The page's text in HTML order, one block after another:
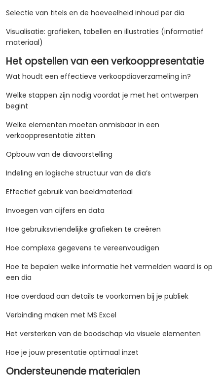
Selectie van titels en de hoeveelheid inhoud per dia
Visualisatie: grafieken, tabellen en illustraties (informatief
materiaal)
Het opstellen van een verkooppresentatie
Wat houdt een effectieve verkoopdiaverzameling in?
Welke stappen zijn nodig voordat je met het ontwerpen
begint
Welke elementen moeten onmisbaar in een
verkooppresentatie zitten
Opbouw van de diavoorstelling
Indeling en logische structuur van de dia’s
Effectief gebruik van beeldmateriaal
Invoegen van cijfers en data
Hoe gebruiksvriendelijke grafieken te creëren
Hoe complexe gegevens te vereenvoudigen
Hoe te bepalen welke informatie het vermelden waard is op
een dia
Hoe overdaad aan details te voorkomen bij je publiek
Verbinding maken met MS Excel
Het versterken van de boodschap via visuele elementen
Hoe je jouw presentatie optimaal inzet
Ondersteunende materialen